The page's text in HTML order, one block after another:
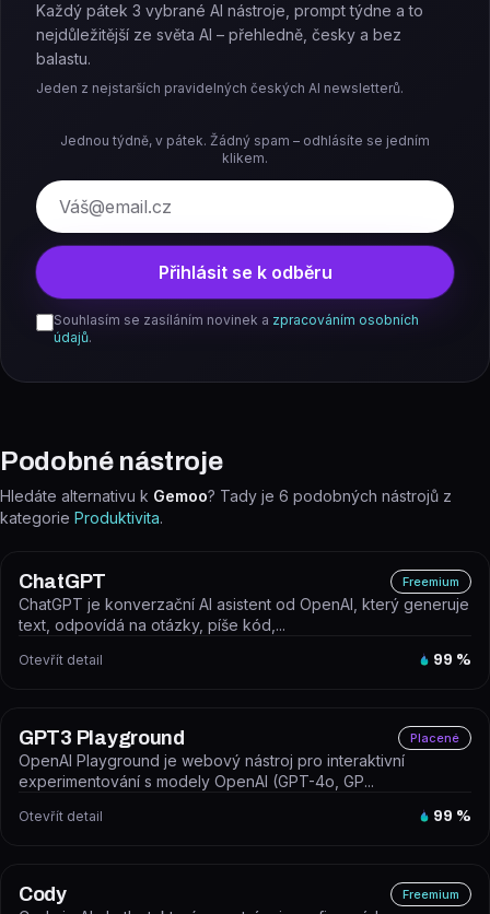
Každý pátek 3 vybrané AI nástroje, prompt týdne a to
nejdůležitější ze světa AI – přehledně, česky a bez
balastu.
Jeden z nejstarších pravidelných českých AI newsletterů.
Jednou týdně, v pátek. Žádný spam – odhlásíte se jedním
klikem.
E-mail
Přihlásit se k odběru
Souhlasím se zasíláním novinek a zpracováním osobních
údajů.
Podobné nástroje
Hledáte alternativu k Gemoo? Tady je 6 podobných nástrojů z
kategorie Produktivita.
ChatGPT Freemium
ChatGPT je konverzační AI asistent od OpenAI, který generuje
text, odpovídá na otázky, píše kód,...
Otevřít detail 99 %
GPT3 Playground Placené
OpenAI Playground je webový nástroj pro interaktivní
experimentování s modely OpenAI (GPT-4o, GP...
Otevřít detail 99 %
Cody Freemium